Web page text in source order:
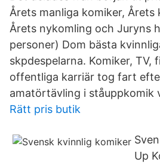
Årets manliga komiker, Årets
Årets nykomling och Juryns
personer) Dom bästa
skpdespelarna. Komiker, TV,
offentliga karriär tog fart
amatörtävling i ståuppkomik
Rätt pris butik
Up